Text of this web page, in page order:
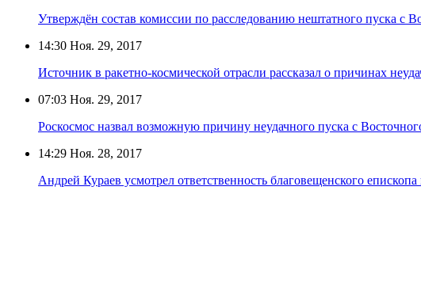
Утверждён состав комиссии по расследованию нештатного пуска с
14:30 Ноя. 29, 2017
Источник в ракетно-космической отрасли рассказал о причинах
07:03 Ноя. 29, 2017
Роскосмос назвал возможную причину неудачного пуска с
14:29 Ноя. 28, 2017
Андрей Кураев усмотрел ответственность благовещенского